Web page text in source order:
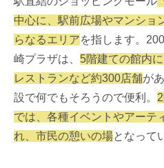
中心に、駅前広場やマンショ
らなるエリアを指します。
崎プラザは、 5階建ての館内
レストランなど約300店舗が
設で何でもそろうので便利。
では、各種イベントやアーテ
れ、市民の憩いの場となって